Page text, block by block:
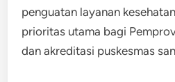
penguatan layanan
prioritas utama bagi
dan akreditasi puskesmas